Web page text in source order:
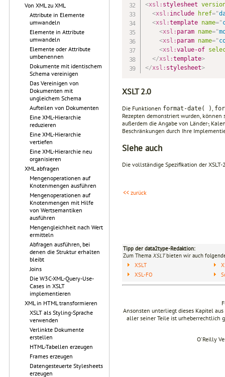
Von XML zu XML
Attribute in Elemente
umwandeln
Elemente in Attribute
umwandeln
Elemente oder Attribute
umbenennen
Dokumente mit identischem
Schema vereinigen
Das Vereinigen von
Dokumenten mit
ungleichem Schema
Aufteilen von Dokumenten
Eine XML-Hierarchie
reduzieren
Eine XML-Hierarchie
vertiefen
Eine XML-Hierarchie neu
organisieren
XML abfragen
Mengenoperationen auf
Knotenmengen ausführen
Mengenoperationen auf
Knotenmengen mit Hilfe
von Wertsemantiken
ausführen
Mengengleichheit nach Wert
ermitteln
Abfragen ausführen, bei
denen die Struktur erhalten
bleibt
Joins
Die W3C-XML-Query-Use-
Cases in XSLT
implementieren
XML in HTML transformieren
XSLT als Styling-Sprache
verwenden
Verlinkte Dokumente
erstellen
HTML-Tabellen erzeugen
Frames erzeugen
Datengesteuerte Stylesheets
erzeugen
<xsl: stylesheet
<xsl: include href="
<xsl:template name="
<xsl: param name="
<xsl: param name="
<xsl:value-of
</xsl:template>
</xsl: stylesheet>
XSLT 2.0
Die Funktionen format-date( ),
Rezepten demonstriert wurden,
außerdem die Angabe von Länder-,
Beschränkungen durch Ihre
Siehe auch
Die vollständige Spezifikation der
<< zurück
Tipp der data2type-Redaktion:
Zum Thema XSLTbieten wir auch
XSLT
XSL-FO
Ansonsten unterliegt dieses Kapitel aus
aller seiner Teile ist urheberrechtlich
O'Reilly